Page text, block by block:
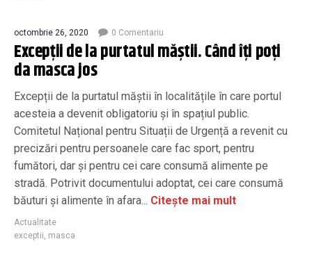
octombrie 26, 2020 0 Comentariu
Excepții de la purtatul măștii. Când îți poți
da masca jos
Excepții de la purtatul măștii în localitățile în care portul
acesteia a devenit obligatoriu și în spațiul public.
Comitetul Național pentru Situații de Urgență a revenit cu
precizări pentru persoanele care fac sport, pentru
fumători, dar și pentru cei care consumă alimente pe
stradă. Potrivit documentului adoptat, cei care consumă
băuturi și alimente în afara... Citește mai mult
Actualitate
exceptii, masca